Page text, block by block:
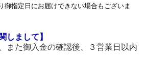
指定日にお届けできない場合もございま
しまして】
また御入金の確認後、３営業日以内